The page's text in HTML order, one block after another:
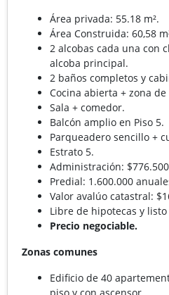
Área privada: 55.18 m².
Área Construida: 60,58
2 alcobas cada una con
alcoba principal.
2 baños completos y
Cocina abierta + zona de
Sala + comedor.
Balcón amplio en Piso 5.
Parqueadero sencillo +
Estrato 5.
Administración:
Predial: 1.600.000
Valor avalúo catastral:
Libre de hipotecas y
Precio negociable.
Zonas comunes
Edificio de 40